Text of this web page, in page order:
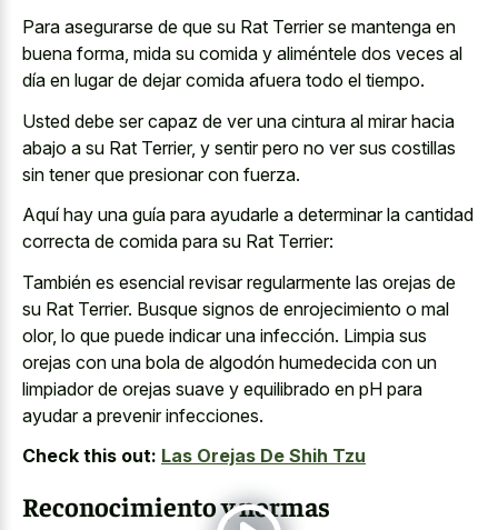
Para asegurarse de que su Rat Terrier se mantenga en
buena forma, mida su comida y aliméntele dos veces al
día en lugar de dejar comida afuera todo el tiempo.
Usted debe ser capaz de ver una cintura al mirar hacia
abajo a su Rat Terrier, y sentir pero no ver sus costillas
sin tener que presionar con fuerza.
Aquí hay una guía para ayudarle a determinar la cantidad
correcta de comida para su Rat Terrier:
También es esencial revisar regularmente las orejas de
su Rat Terrier. Busque signos de enrojecimiento o mal
olor, lo que puede indicar una infección. Limpia sus
orejas con una bola de algodón humedecida con un
limpiador de orejas suave y equilibrado en pH para
ayudar a prevenir infecciones.
Check this out: Las Orejas De Shih Tzu
Reconocimiento y normas